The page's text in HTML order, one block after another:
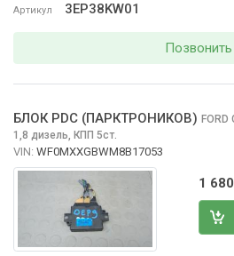
Артикул 3EP38KW01
Позвонить
БЛОК PDC (ПАРКТРОНИКОВ) FORD
1,8 дизель, КПП 5ст.
VIN: WF0MXXGBWM8B17053
1